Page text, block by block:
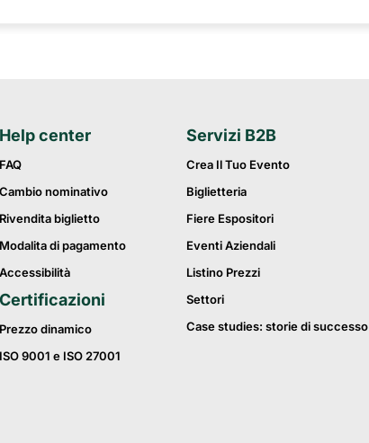
Help center
FAQ
Cambio nominativo
Rivendita biglietto
Modalita di pagamento
Accessibilità
Certificazioni
Prezzo dinamico
ISO 9001 e ISO 27001
Servizi B2B
Crea Il Tuo Evento
Biglietteria
Fiere Espositori
Eventi Aziendali
Listino Prezzi
Settori
Case studies: storie di successo